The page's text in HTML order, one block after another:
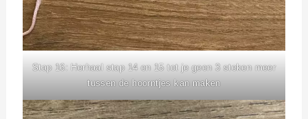
Stap 16: Herhaal stap 14 en 15 tot je geen 3 steken meer
tussen de hoorntjes kan maken